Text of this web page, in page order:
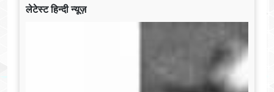
लेटेस्ट हिन्दी न्यूज़